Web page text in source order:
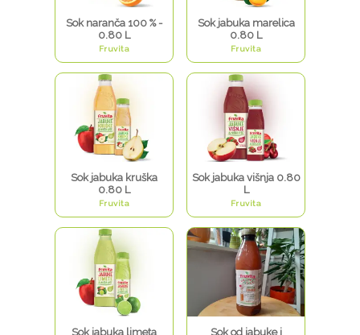
Sok naranča 100 % -
0.80 L
Fruvita
Sok jabuka marelica
0.80 L
Fruvita
Sok jabuka kruška
0.80 L
Fruvita
Sok jabuka višnja 0.80
L
Fruvita
Sok jabuka limeta
Sok od jabuke i